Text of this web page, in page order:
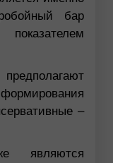
бар
–
являются